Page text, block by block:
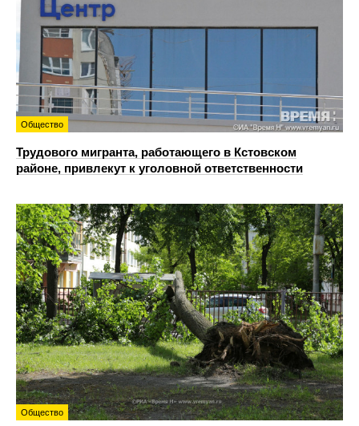
Общество
Трудового мигранта, работающего в Кстовском
районе, привлекут к уголовной ответственности
Общество